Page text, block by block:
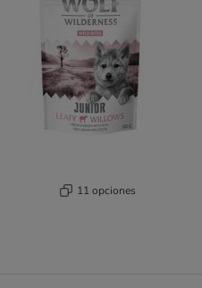
11 opciones